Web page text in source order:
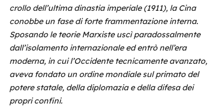
crollo dell’ultima dinastia imperiale (1911), la Cina
conobbe un fase di forte frammentazione interna.
Sposando le teorie Marxiste uscì paradossalmente
dall’isolamento internazionale ed entrò nell’era
moderna, in cui l’Occidente tecnicamente avanzato,
aveva fondato un ordine mondiale sul primato del
potere statale, della diplomazia e della difesa dei
propri confini.